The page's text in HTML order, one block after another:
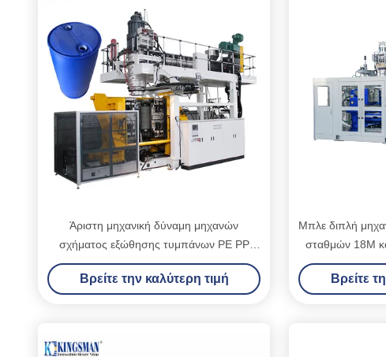
Άριστη μηχανική δύναμη μηχανών
σχήματος εξώθησης τυμπάνων PE PP
πλαστική
Βρείτε την καλύτερη τιμή
Μπλε διπλή
σταθμών 18M
Βρείτε